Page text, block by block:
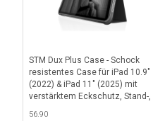
STM Dux Plus Case - Schock
resistentes Case für iPad 10.9"
(2022) & iPad 11" (2025) mit
verstärktem Eckschutz, Stand-,
56.90